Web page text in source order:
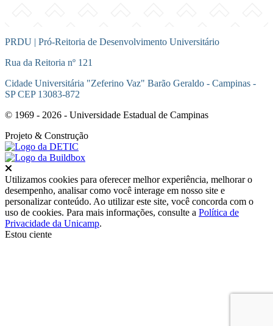
PRDU | Pró-Reitoria de Desenvolvimento Universitário
Rua da Reitoria nº 121
Cidade Universitária "Zeferino Vaz" Barão Geraldo - Campinas -
SP CEP 13083-872
© 1969 - 2026 - Universidade Estadual de Campinas
Projeto & Construção
Utilizamos cookies para oferecer melhor experiência, melhorar o
desempenho, analisar como você interage em nosso site e
personalizar conteúdo. Ao utilizar este site, você concorda com o
uso de cookies. Para mais informações, consulte a Política de
Privacidade da Unicamp.
Estou ciente